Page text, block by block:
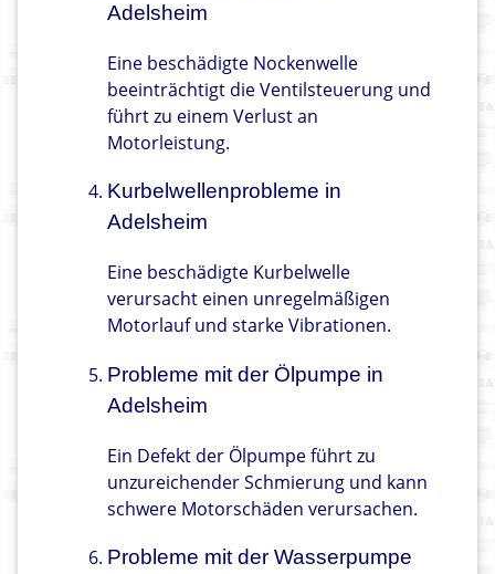
Adelsheim
Eine beschädigte Nockenwelle
beeinträchtigt die Ventilsteuerung und
führt zu einem Verlust an
Motorleistung.
Kurbelwellenprobleme in
Adelsheim
Eine beschädigte Kurbelwelle
verursacht einen unregelmäßigen
Motorlauf und starke Vibrationen.
Probleme mit der Ölpumpe in
Adelsheim
Ein Defekt der Ölpumpe führt zu
unzureichender Schmierung und kann
schwere Motorschäden verursachen.
Probleme mit der Wasserpumpe